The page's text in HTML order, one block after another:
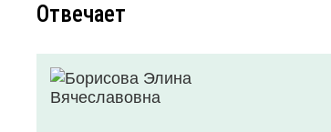
Отвечает